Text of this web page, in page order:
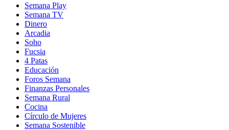
Semana Play
Semana TV
Dinero
Arcadia
Soho
in
new
window
Fucsia
in
new
window
4 Patas
Educación
Foros Semana
Finanzas Personales
Semana Rural
Cocina
Círculo de Mujeres
Semana Sostenible